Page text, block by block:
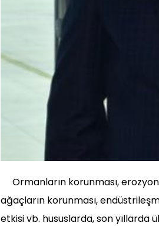
Ormanların korunması,
ağaçların korunması,
etkisi vb. hususlarda, son yıllarda